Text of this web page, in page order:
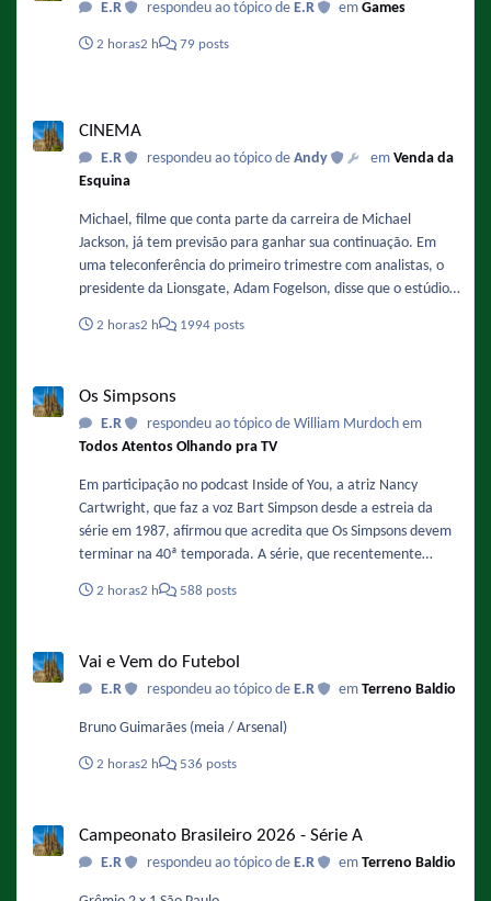
E.R respondeu ao tópico de E.R emGames
2 horas2 h 79 posts
CINEMA
E.R respondeu ao tópico de Andy emVenda da
Esquina
Michael, filme que conta parte da carreira de Michael
Jackson, já tem previsão para ganhar sua continuação. Em
uma teleconferência do primeiro trimestre com analistas, o
presidente da Lionsgate, Adam Fogelson, disse que o estúdio
início de 2027. Sobre a data ele comentou: "Acredito que o
https://www.omelete.com.br/filmes/michael-2-sequencia-da-
cinebiografia-de-michael-jackson-ganha-previsao-de-estreia-
nos-cinemas-confira
2 horas2 h 1994 posts
Os Simpsons
E.R
respondeu ao tópico de William Murdoch em
Todos Atentos Olhando pra TV
Em participação no podcast Inside of You, a atriz Nancy
Cartwright, que faz a voz Bart Simpson desde a estreia da
série em 1987, afirmou que acredita que Os Simpsons devem
terminar na 40ª temporada. A série, que recentemente
temporada, já tem renovação garantida até a temporada 40,
https://www.omelete.com.br/series-tv/os-simpsons-voz-de-
bart-serie-vai-acabar-na-40-temporada
2 horas2 h 588 posts
Vai e Vem do Futebol
E.R respondeu ao tópico de E.R emTerreno Baldio
Bruno Guimarães (meia / Arsenal)
2 horas2 h 536 posts
Campeonato Brasileiro 2026 - Série A
E.R respondeu ao tópico de E.R emTerreno Baldio